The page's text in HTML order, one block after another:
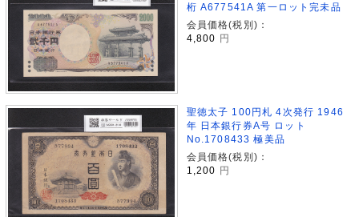
桁 A677541A 第一ロット完未品
会員価格(税別)：
4,800 円
聖徳太子 100円札 4次発行 1946
年 日本銀行券A号 ロット
No.1708433 極美品
会員価格(税別)：
1,200
円